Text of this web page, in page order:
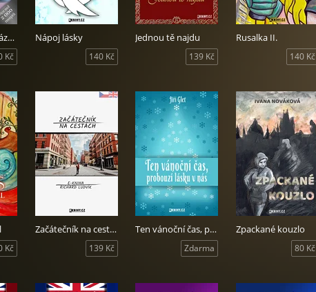
Abecední databáze úspěšných receptů i z pomalého hrnce
Kč
Nápoj lásky
140 Kč
Jednou tě najdu
139 Kč
Rusalka II.
140 Kč
Kč
Začátečník na cestách
139 Kč
Ten vánoční čas, probouzí lásku v nás
Zdarma
Zpackané kouzlo
80 Kč